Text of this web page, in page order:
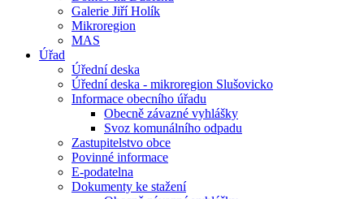
Galerie Jiří Holík
Mikroregion
MAS
Úřad
Úřední deska
Úřední deska - mikroregion Slušovicko
Informace obecního úřadu
Obecně závazné vyhlášky
Svoz komunálního odpadu
Zastupitelstvo obce
Povinné informace
E-podatelna
Dokumenty ke stažení